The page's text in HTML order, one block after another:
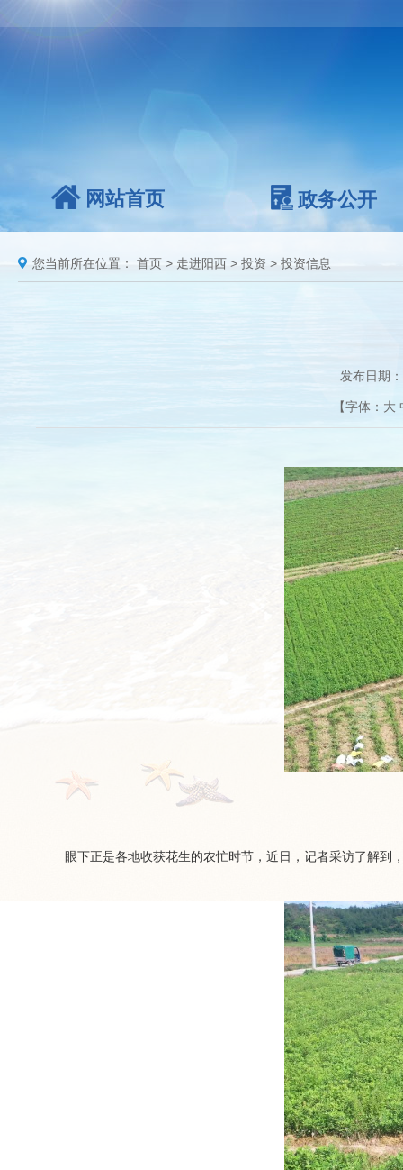
网站首页 政务公开
您当前所在位置： 首页 > 走进阳西 > 投资 > 投资信息
发布日期
【字体： 大
眼下正是各地收获花生的农忙时节，近日，记者采访了解